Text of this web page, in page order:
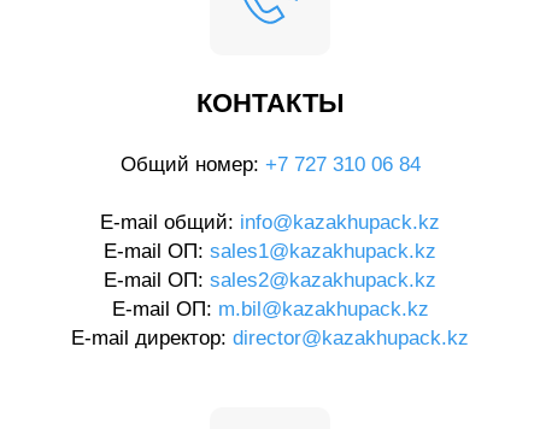
КОНТАКТЫ
Общий номер: +7 727 310 06 84
E-mail общий: info@kazakhupack.kz
E-mail ОП: sales1@kazakhupack.kz
E-mail ОП: sales2@kazakhupack.kz
E-mail ОП: m.bil@kazakhupack.kz
E-mail директор: director@kazakhupack.kz